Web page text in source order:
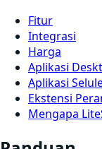
Fitur
Integrasi
Harga
Aplikasi
Aplikasi
Ekstensi
Mengapa